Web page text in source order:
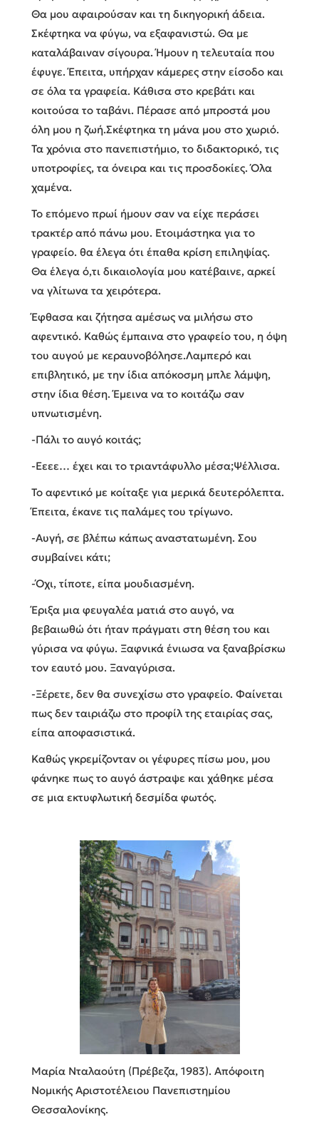
Θα μου αφαιρούσαν και τη δικηγορική άδεια.
Σκέφτηκα να φύγω, να εξαφανιστώ. Θα με
καταλάβαιναν σίγουρα. Ήμουν η τελευταία που
έφυγε. Έπειτα, υπήρχαν κάμερες στην είσοδο και
σε όλα τα γραφεία. Κάθισα στο κρεβάτι και
κοιτούσα το ταβάνι. Πέρασε από μπροστά μου
όλη μου η ζωή.Σκέφτηκα τη μάνα μου στο χωριό.
Τα χρόνια στο πανεπιστήμιο, το διδακτορικό, τις
υποτροφίες, τα όνειρα και τις προσδοκίες. Όλα
χαμένα.
Το επόμενο πρωί ήμουν σαν να είχε περάσει
τρακτέρ από πάνω μου. Ετοιμάστηκα για το
γραφείο. θα έλεγα ότι έπαθα κρίση επιληψίας.
Θα έλεγα ό,τι δικαιολογία μου κατέβαινε, αρκεί
να γλίτωνα τα χειρότερα.
Έφθασα και ζήτησα αμέσως να μιλήσω στο
αφεντικό. Καθώς έμπαινα στο γραφείο του, η όψη
του αυγού με κεραυνοβόλησε.Λαμπερό και
επιβλητικό, με την ίδια απόκοσμη μπλε λάμψη,
στην ίδια θέση. Έμεινα να το κοιτάζω σαν
υπνωτισμένη.
-Πάλι το αυγό κοιτάς;
-Εεεε… έχει και το τριαντάφυλλο μέσα;Ψέλλισα.
Το αφεντικό με κοίταξε για μερικά δευτερόλεπτα.
Έπειτα, έκανε τις παλάμες του τρίγωνο.
-Αυγή, σε βλέπω κάπως αναστατωμένη. Σου
συμβαίνει κάτι;
-Όχι, τίποτε, είπα μουδιασμένη.
Έριξα μια φευγαλέα ματιά στο αυγό, να
βεβαιωθώ ότι ήταν πράγματι στη θέση του και
γύρισα να φύγω. Ξαφνικά ένιωσα να ξαναβρίσκω
τον εαυτό μου. Ξαναγύρισα.
-Ξέρετε, δεν θα συνεχίσω στο γραφείο. Φαίνεται
πως δεν ταιριάζω στο προφίλ της εταιρίας σας,
είπα αποφασιστικά.
Καθώς γκρεμίζονταν οι γέφυρες πίσω μου, μου
φάνηκε πως το αυγό άστραψε και χάθηκε μέσα
σε μια εκτυφλωτική δεσμίδα φωτός.
Μαρία Νταλαούτη (Πρέβεζα, 1983). Απόφοιτη
Νομικής Αριστοτέλειου Πανεπιστημίου
Θεσσαλονίκης.